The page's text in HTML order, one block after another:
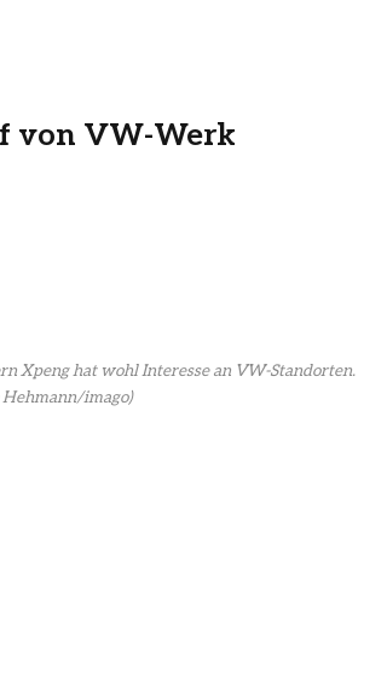
von VW-Werk
Xpeng hat wohl Interesse an VW-Standorten.
imago)